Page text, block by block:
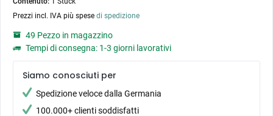
Prezzi incl. IVA più spese di spedizione
49 Pezzo in magazzino
Tempi di consegna: 1-3 giorni lavorativi
Siamo conosciuti per
Spedizione veloce dalla Germania
100.000+ clienti soddisfatti